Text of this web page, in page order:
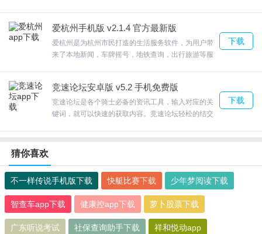
民提供舒心的生活服务。
爱杭州手机版 v2.1.4 官方最新版
爱杭州是为杭州市民打造的生活服务软件，为用户带
来了本地新闻，车牌摇号，地铁查询，出行旅游等服
供便利，需要的小伙伴欢迎大家下载使用。
下载
竞速论坛安卓版 v5.2 手机免费版
竞速论坛是各个骑士必备的资讯工具，输入对应的关
键词，就可以快速的获取内容。竞速论坛轻松的结交
下载
猜你喜欢
不一样传说手机版下载 快艇比赛下载 少年梦阅读下载
智查车app下载 健康控app下载 萝卜股票下载
广东听说考试 社保查询助手下载 祥和悦动app